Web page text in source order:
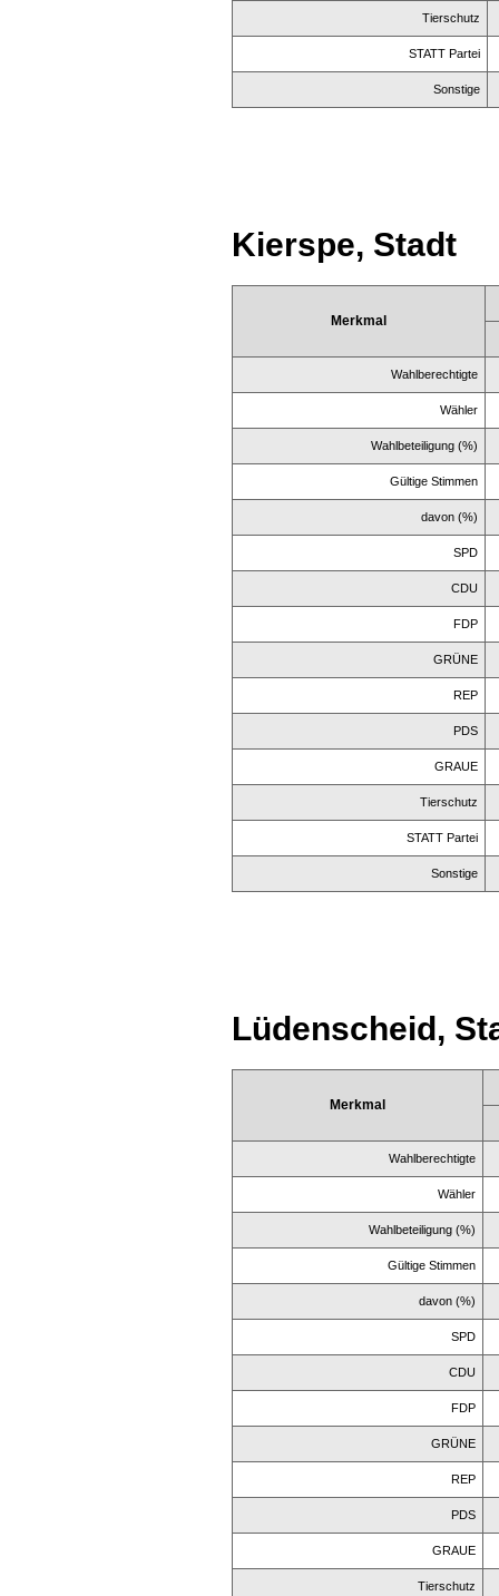
Tierschutz
STATT Partei
Sonstige
Kierspe, Stadt
Merkmal
Wahlberechtigte
Wähler
Wahlbeteiligung (%)
Gültige Stimmen
davon (%)
SPD
CDU
FDP
GRÜNE
REP
PDS
GRAUE
Tierschutz
STATT Partei
Sonstige
Lüdenscheid,
Merkmal
Wahlberechtigte
Wähler
Wahlbeteiligung (%)
Gültige Stimmen
davon (%)
SPD
CDU
FDP
GRÜNE
REP
PDS
GRAUE
Tierschutz